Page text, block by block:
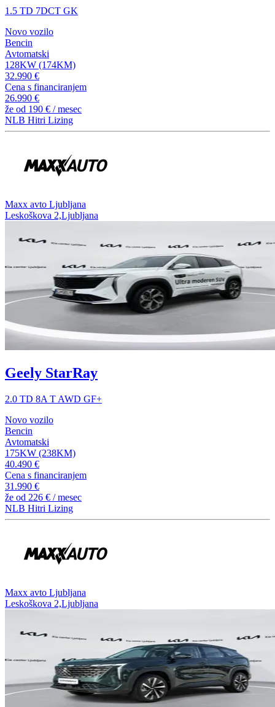
1.5 TD 7DCT GK
Novo vozilo
Bencin
Avtomatski
128KW (174KM)
32.990 €
Cena s financiranjem
26.990 €
že od 190 € / mesec
NLB Hitri Lizing
⁠Maxx avto Ljubljana
Leskoškova 2,Ljubljana
Geely StarRay
2.0 TD 8A T AWD GF+
Novo vozilo
Bencin
Avtomatski
175KW (238KM)
40.490 €
Cena s financiranjem
31.990 €
že od 226 € / mesec
NLB Hitri Lizing
⁠Maxx avto Ljubljana
Leskoškova 2,Ljubljana